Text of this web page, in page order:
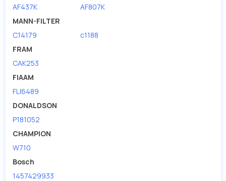
AF437K
AF807K
MANN-FILTER
C14179
c1188
FRAM
CAK253
FIAAM
FLI6489
DONALDSON
P181052
CHAMPION
W710
Bosch
1457429933